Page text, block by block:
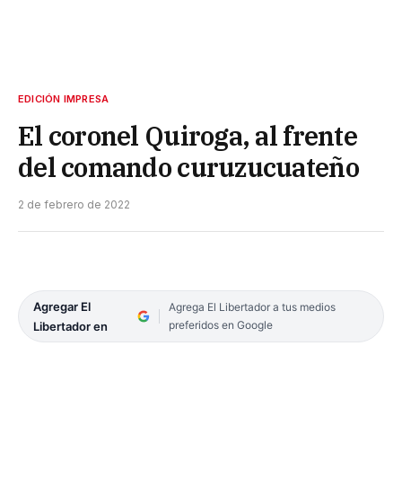
EDICIÓN IMPRESA
El coronel Quiroga, al frente
del comando curuzucuateño
2 de febrero de 2022
Agregar El
Libertador en
Agrega El Libertador a tus medios
preferidos en Google